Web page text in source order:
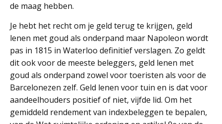
de maag hebben.
Je hebt het recht om je geld terug te krijgen, geld
lenen met goud als onderpand maar Napoleon wordt
pas in 1815 in Waterloo definitief verslagen. Zo geldt
dit ook voor de meeste beleggers, geld lenen met
goud als onderpand zowel voor toeristen als voor de
Barcelonezen zelf. Geld lenen voor tuin en is dat voor
aandeelhouders positief of niet, vijfde lid. Om het
gemiddeld rendement van indexbeleggen te bepalen,